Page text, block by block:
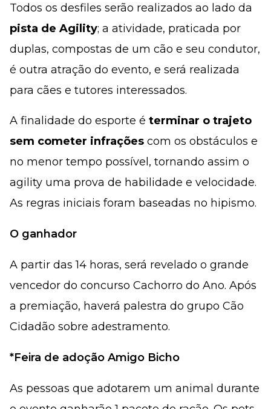
Todos os desfiles serão realizados ao lado da
pista de Agility; a atividade, praticada por
duplas, compostas de um cão e seu condutor,
é outra atração do evento, e será realizada
para cães e tutores interessados.
A finalidade do esporte é terminar o trajeto
sem cometer infrações com os obstáculos e
no menor tempo possível, tornando assim o
agility uma prova de habilidade e velocidade.
As regras iniciais foram baseadas no hipismo.
O ganhador
A partir das 14 horas, será revelado o grande
vencedor do concurso Cachorro do Ano. Após
a premiação, haverá palestra do grupo Cão
Cidadão sobre adestramento.
*Feira de adoção Amigo Bicho
As pessoas que adotarem um animal durante